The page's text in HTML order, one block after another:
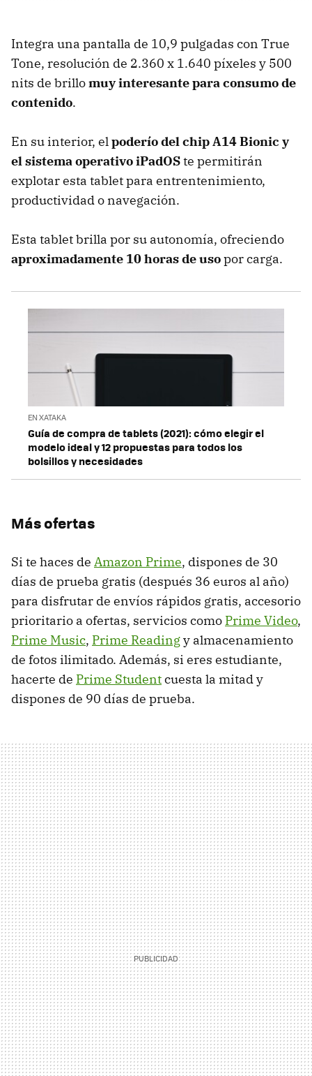
Integra una pantalla de 10,9 pulgadas con True
Tone, resolución de 2.360 x 1.640 píxeles y 500
nits de brillomuy interesante para consumo de
contenido.
En su interior, el poderío del chip A14 Bionic y
el sistema operativo iPadOSte permitirán
explotar esta tablet para entrentenimiento,
productividad o navegación.
Esta tablet brilla por su autonomía, ofreciendo
aproximadamente 10 horas de usopor carga.
EN XATAKA
Guía de compra de tablets (2021): cómo elegir el
modelo ideal y 12 propuestas para todos los
bolsillos y necesidades
Más ofertas
Si te haces de Amazon Prime, dispones de 30
días de prueba gratis (después 36 euros al año)
para disfrutar de envíos rápidos gratis, accesorio
prioritario a ofertas, servicios como Prime Video,
Prime Music, Prime Readingy almacenamiento
de fotos ilimitado. Además, si eres estudiante,
hacerte de Prime Studentcuesta la mitad y
dispones de 90 días de prueba.